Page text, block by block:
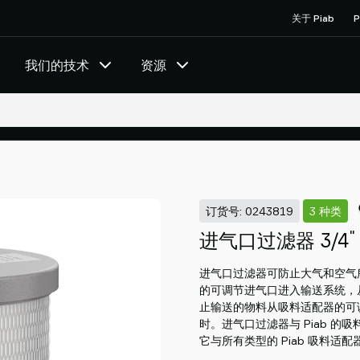
关于 Piab
我们的技术 资源
订货号: 0243819 3 种类
进气口过滤器 3/4"
进气口过滤器可防止大气和空
的可调节进气口进入输送系统
止输送的物料从吸料适配器的
时。进气口过滤器与 Piab 的吸
它与所有类型的 Piab 吸料适配